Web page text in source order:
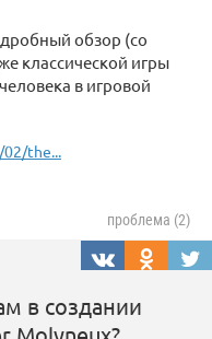
обзор (со
классической игры
в игровой
02/the...
проблема (2)
в создании